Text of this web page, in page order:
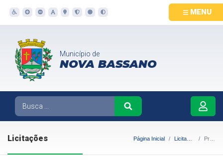
MENU
Município de
NOVA BASSANO
Licitações Página Inicial Licitações Pregão Eletrônico nº 09/2025